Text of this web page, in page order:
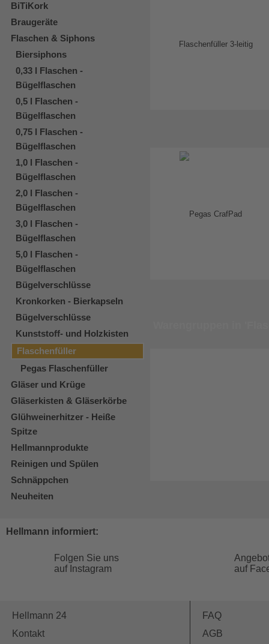
BiTiKork
Braugeräte
Flaschen & Siphons
Biersiphons
0,33 l Flaschen -
Bügelflaschen
0,5 l Flaschen -
Bügelflaschen
0,75 l Flaschen -
Bügelflaschen
1,0 l Flaschen -
Bügelflaschen
2,0 l Flaschen -
Bügelflaschen
3,0 l Flaschen -
Bügelflaschen
5,0 l Flaschen -
Bügelflaschen
Bügelverschlüsse
Kronkorken - Bierkapseln
Bügelverschlüsse
Kunststoff- und Holzkisten
Flaschenfüller
Pegas Flaschenfüller
Gläser und Krüge
Gläserkisten & Gläserkörbe
Glühweinerhitzer - Heiße
Spitze
Hellmannprodukte
Reinigen und Spülen
Schnäppchen
Neuheiten
Hellmann informiert:
Folgen Sie uns
auf Instagram
auf
Hellmann 24
Kontakt
FAQ
AGB